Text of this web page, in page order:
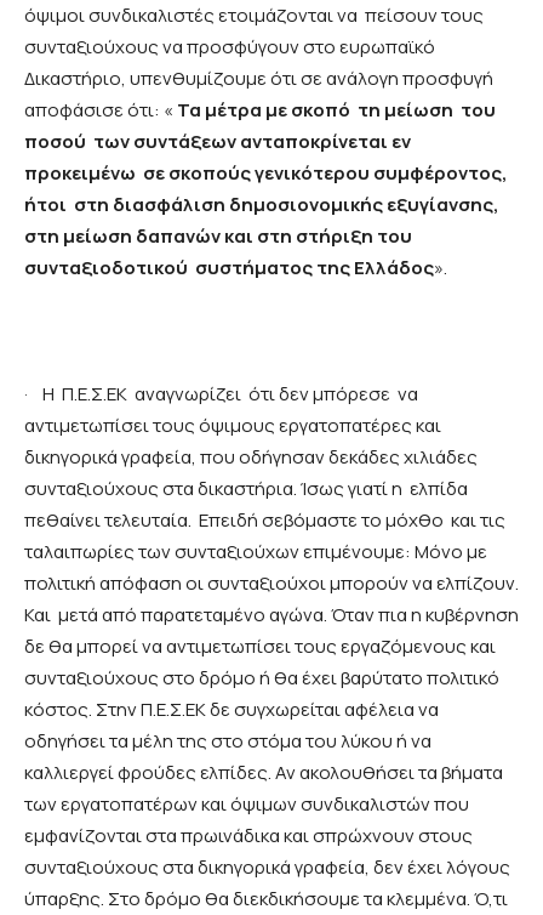
όψιμοι συνδικαλιστές ετοιμάζονται να πείσουν τους
συνταξιούχους να προσφύγουν στο ευρωπαϊκό
Δικαστήριο, υπενθυμίζουμε ότι σε ανάλογη προσφυγή
αποφάσισε ότι: « Τα μέτρα με σκοπό τη μείωση του
ποσού των συντάξεων ανταποκρίνεται εν
προκειμένω σε σκοπούς γενικότερου συμφέροντος,
ήτοι στη διασφάλιση δημοσιονομικής εξυγίανσης,
στη μείωση δαπανών και στη στήριξη του
συνταξιοδοτικού συστήματος της Ελλάδος».
· Η Π.Ε.Σ.ΕΚ αναγνωρίζει ότι δεν μπόρεσε να
αντιμετωπίσει τους όψιμους εργατοπατέρες και
δικηγορικά γραφεία, που οδήγησαν δεκάδες χιλιάδες
συνταξιούχους στα δικαστήρια. Ίσως γιατί η ελπίδα
πεθαίνει τελευταία. Επειδή σεβόμαστε το μόχθο και τις
ταλαιπωρίες των συνταξιούχων επιμένουμε: Μόνο με
πολιτική απόφαση οι συνταξιούχοι μπορούν να ελπίζουν.
Και μετά από παρατεταμένο αγώνα. Όταν πια η κυβέρνηση
δε θα μπορεί να αντιμετωπίσει τους εργαζόμενους και
συνταξιούχους στο δρόμο ή θα έχει βαρύτατο πολιτικό
κόστος. Στην Π.Ε.Σ.ΕΚ δε συγχωρείται αφέλεια να
οδηγήσει τα μέλη της στο στόμα του λύκου ή να
καλλιεργεί φρούδες ελπίδες. Αν ακολουθήσει τα βήματα
των εργατοπατέρων και όψιμων συνδικαλιστών που
εμφανίζονται στα πρωινάδικα και σπρώχνουν στους
συνταξιούχους στα δικηγορικά γραφεία, δεν έχει λόγους
ύπαρξης. Στο δρόμο θα διεκδικήσουμε τα κλεμμένα. Ό,τι